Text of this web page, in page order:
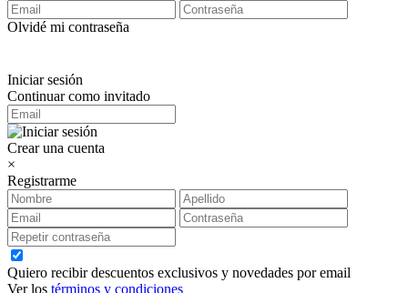
Olvidé mi contraseña
Iniciar sesión
Continuar como invitado
Crear una cuenta
×
Registrarme
Quiero recibir descuentos exclusivos y novedades por email
Ver los términos y condiciones